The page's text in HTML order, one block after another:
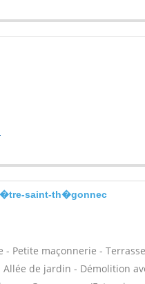
saint-th�gonnec
Petite maçonnerie -
de jardin - Démolition